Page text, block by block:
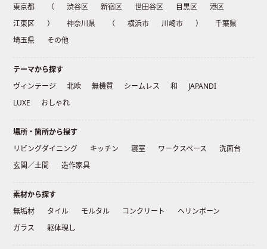
東京都 （ 渋谷区 新宿区 世田谷区 目黒区
港区
江東区
） 神奈川県 （ 横浜市 川崎市 ）
千葉県
埼玉県
その他
テーマから探す
ヴィンテージ
北欧 無機質 シームレス 和
JAPANDI
LUXE
おしゃれ
場所・箇所から探す
リビングダイニング
キッチン 寝室 ワークスペース
洗面台
玄関／土間
造作家具
素材から探す
無垢材
タイル モルタル コンクリート
ヘリンボーン
ガラス
躯体現し